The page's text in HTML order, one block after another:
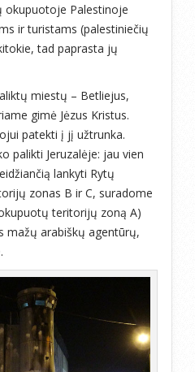
okupuotoje Palestinoje
ir turistams (palestiniečių
tad paprasta jų
miestų – Betliejus,
gimė Jėzus Kristus.
patekti į jį užtrunka.
palikti Jeruzalėje: jau vien
lankyti Rytų
zonas B ir C, suradome
teritorijų zoną A)
mažų arabiškų agentūrų,